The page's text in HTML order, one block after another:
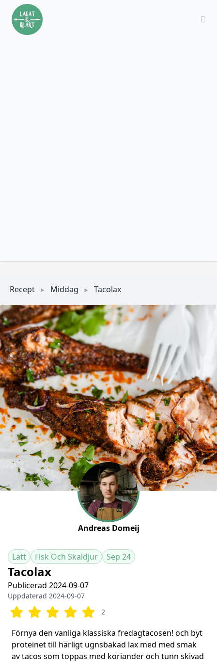
Recept Middag Tacolax
Andreas Domeij
Lätt Fisk Och Skaldjur Sep 24
Tacolax
Publicerad 2024-09-07
Uppdaterad 2024-09-07
2
Förnya den vanliga klassiska fredagtacosen! och byt
proteinet till härligt ugnsbakad lax med med smak
av tacos som toppas med koriander och tunn skivad